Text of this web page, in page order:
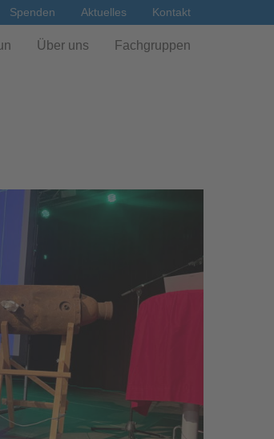
Spenden Aktuelles Kontakt
Über uns Fachgruppen